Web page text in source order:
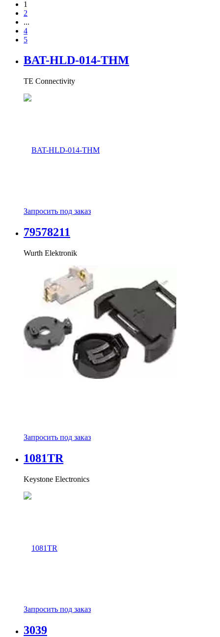
1
2
...
4
5
BAT-HLD-014-THM
TE Connectivity
Запросить под заказ
79578211
Wurth Elektronik
Запросить под заказ
1081TR
Keystone Electronics
Запросить под заказ
3039